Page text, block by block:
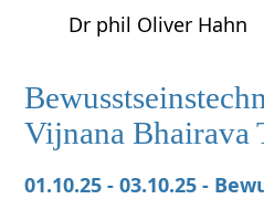
Dr phil Oliver Hahn
Vijnana Bhairava
01.10.25 - 03.10.25 -